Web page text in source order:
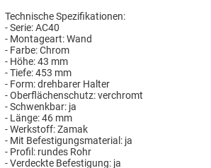
Technische Spezifikationen:
- Serie: AC40
- Montageart: Wand
- Farbe: Chrom
- Höhe: 43 mm
- Tiefe: 453 mm
- Form: drehbarer Halter
- Oberflächenschutz: verchromt
- Schwenkbar: ja
- Länge: 46 mm
- Werkstoff: Zamak
- Mit Befestigungsmaterial: ja
- Profil: rundes Rohr
- Verdeckte Befestigung: ja